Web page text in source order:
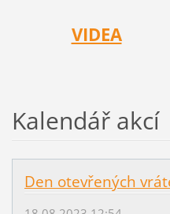
VIDEA
Kalendář akcí
Den otevřených